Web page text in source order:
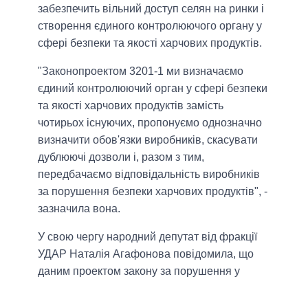
забезпечить вільний доступ селян на ринки і
створення єдиного контролюючого органу у
сфері безпеки та якості харчових продуктів.
"Законопроектом 3201-1 ми визначаємо
єдиний контролюючий орган у сфері безпеки
та якості харчових продуктів замість
чотирьох існуючих, пропонуємо однозначно
визначити обов'язки виробників, скасувати
дублюючі дозволи і, разом з тим,
передбачаємо відповідальність виробників
за порушення безпеки харчових продуктів", -
зазначила вона.
У свою чергу народний депутат від фракції
УДАР Наталія Агафонова повідомила, що
даним проектом закону за порушення у